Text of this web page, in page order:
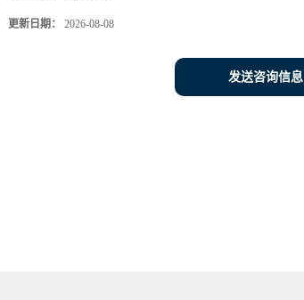
更新日期： 2026-08-08
发送咨询信息